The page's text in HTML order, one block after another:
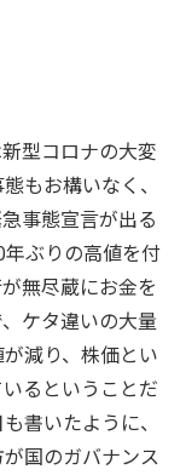
型コロナの大変
もお構いなく、
事態宣言が出る
ぶりの高値を付
無尽蔵にお金を
ケタ違いの大量
減り、株価とい
るということだ
書いたように、
国のガバナンス